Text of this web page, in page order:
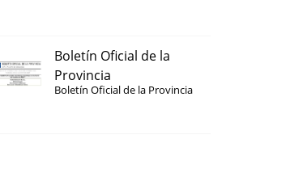
Boletín Oficial de la
Provincia
Boletín Oficial de la Provincia